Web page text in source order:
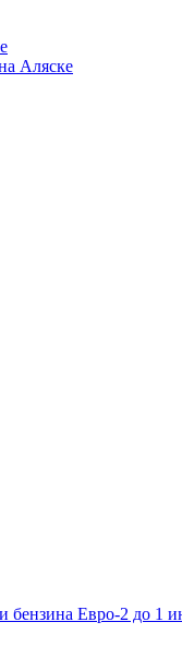
Аляске
бензина Евро-2 до 1